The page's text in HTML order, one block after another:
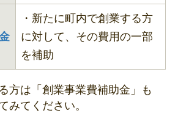
・新たに町内で創業する方
に対して、その費用の一部
を補助
方は「創業事業費補助金」も
みてください。